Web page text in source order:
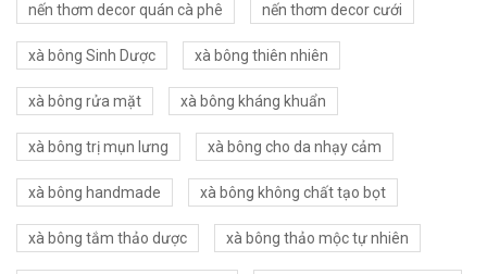
nến thơm decor quán cà phê nến thơm decor cưới
xà bông Sinh Dược xà bông thiên nhiên
xà bông rửa mặt xà bông kháng khuẩn
xà bông trị mụn lưng xà bông cho da nhạy cảm
xà bông handmade xà bông không chất tạo bọt
xà bông tắm thảo dược xà bông thảo mộc tự nhiên